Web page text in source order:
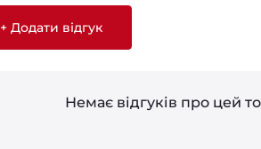
+ Додати відгук
Немає відгуків про цей